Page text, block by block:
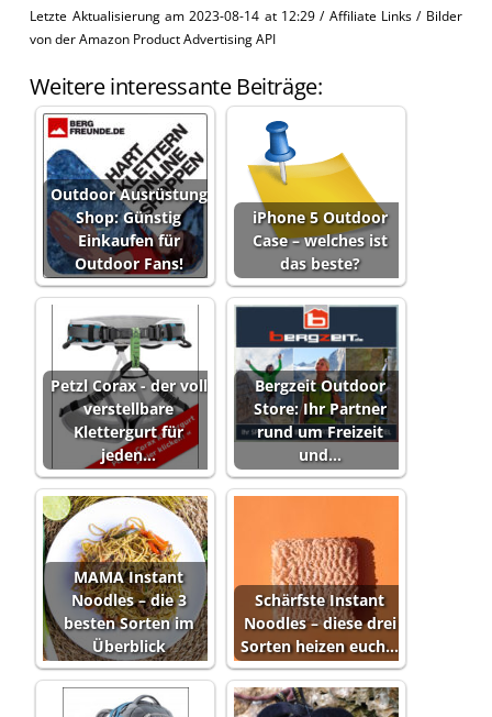
Letzte Aktualisierung am 2023-08-14 at 12:29 / Affiliate Links / Bilder
von der Amazon Product Advertising API
Weitere interessante Beiträge:
Outdoor Ausrüstung
Shop: Günstig
Einkaufen für
Outdoor Fans!
iPhone 5 Outdoor
Case – welches ist
das beste?
Petzl Corax - der voll
verstellbare
Klettergurt für
jeden…
Bergzeit Outdoor
Store: Ihr Partner
rund um Freizeit
und…
MAMA Instant
Noodles – die 3
besten Sorten im
Überblick
Schärfste Instant
Noodles – diese drei
Sorten heizen euch…